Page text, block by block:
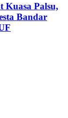
Kuasa Palsu,
Bandar